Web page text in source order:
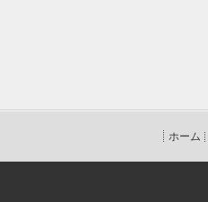
ホーム